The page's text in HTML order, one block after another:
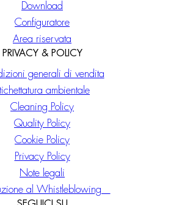
Download
Configuratore
Area riservata
PRIVACY & POLICY
generali di vendita
ambientale
Cleaning Policy
Quality Policy
Cookie Policy
Privacy Policy
Note legali
al Whistleblowing